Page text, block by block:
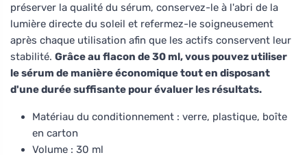
préserver la qualité du sérum, conservez-le à l'abri de la
lumière directe du soleil et refermez-le soigneusement
après chaque utilisation afin que les actifs conservent leur
stabilité. Grâce au flacon de 30 ml, vous pouvez utiliser
le sérum de manière économique tout en disposant
d'une durée suffisante pour évaluer les résultats.
Matériau du conditionnement : verre, plastique, boîte
en carton
Volume : 30 ml